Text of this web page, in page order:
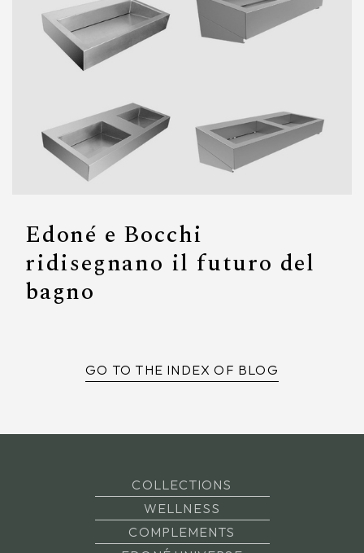
Edoné e Bocchi
ridisegnano il futuro del
bagno
GO TO THE INDEX OF BLOG
COLLECTIONS
WELLNESS
COMPLEMENTS